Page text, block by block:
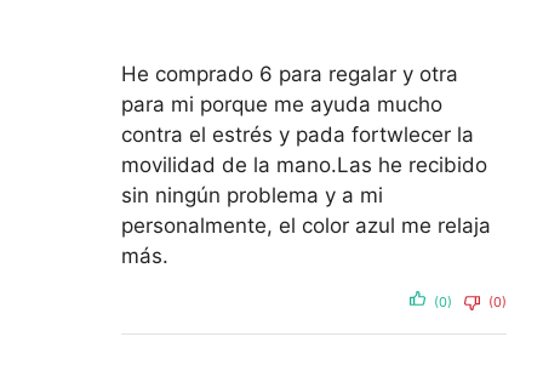
He comprado 6 para regalar y otra
para mi porque me ayuda mucho
contra el estrés y pada fortwlecer la
movilidad de la mano.Las he recibido
sin ningún problema y a mi
personalmente, el color azul me relaja
más.
(0) (0)